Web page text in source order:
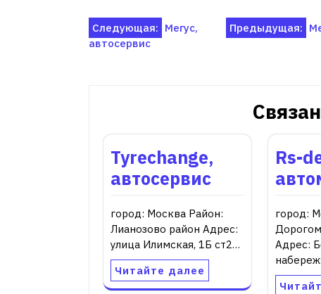
Навигация
Предыдущая:
Следующая: Мегус,
автосервис
Tyrechange,
автосервис
город: Москва Район:
Лианозово район Адрес:
улица Илимская, 1Б ст2…
Читайте далее
Rs-
город:
Адрес: